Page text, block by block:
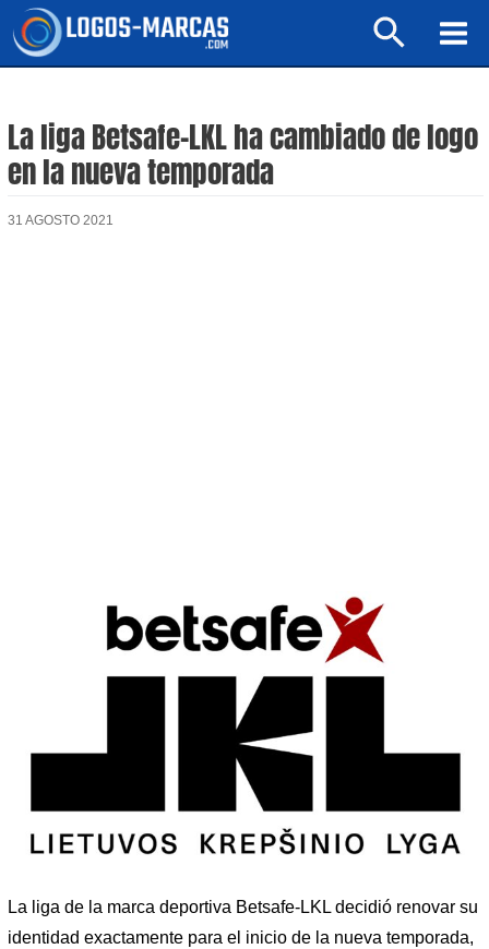
Buscar
La liga Betsafe-LKL ha cambiado de logo
en la nueva temporada
31 AGOSTO 2021
La liga de la marca deportiva Betsafe-LKL decidió renovar su
identidad exactamente para el inicio de la nueva temporada,